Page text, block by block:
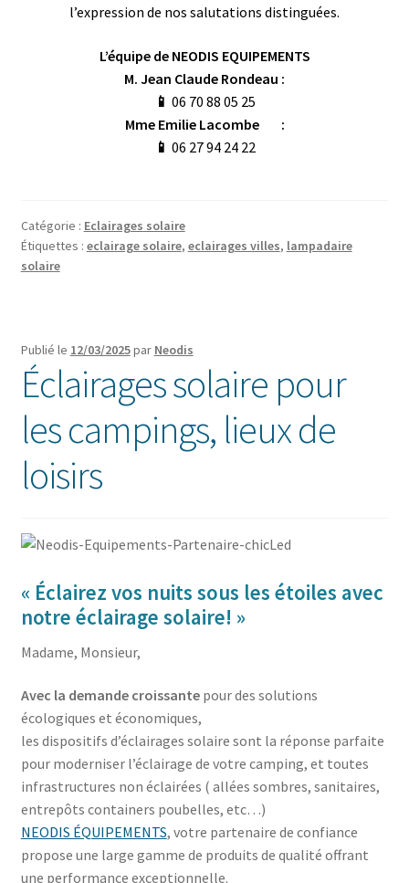
l’expression de nos salutations distinguées.
L’équipe de NEODIS EQUIPEMENTS
M. Jean Claude Rondeau :
📱 06 70 88 05 25
Mme Emilie Lacombe :
📱 06 27 94 24 22
Catégorie : Eclairages solaire
Étiquettes : eclairage solaire, eclairages villes, lampadaire
solaire
Publié le 12/03/2025par Neodis
Éclairages solaire pour
les campings, lieux de
loisirs
« Éclairez vos nuits sous les étoiles avec
notre éclairage solaire! »
Madame, Monsieur,
Avec la demande croissante pour des solutions
écologiques et économiques,
les dispositifs d’éclairages solaire sont la réponse parfaite
pour moderniser l’éclairage de votre camping, et toutes
infrastructures non éclairées ( allées sombres, sanitaires,
entrepôts containers poubelles, etc…)
NEODIS ÉQUIPEMENTS, votre partenaire de confiance
propose une large gamme de produits de qualité offrant
une performance exceptionnelle.